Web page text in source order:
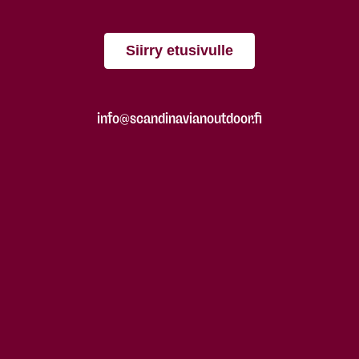
Siirry etusivulle
info@scandinavianoutdoor.fi